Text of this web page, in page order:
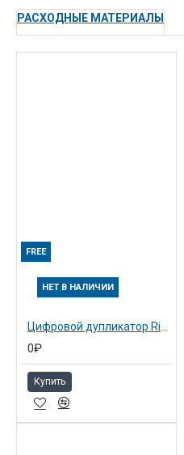
РАСХОДНЫЕ МАТЕРИАЛЫ
FREE
НЕТ В НАЛИЧИИ
0₽
Купить